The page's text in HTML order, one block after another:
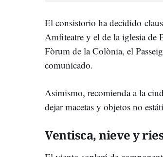
El consistorio ha decidido
Amfiteatre y el de la iglesia de
Fòrum de la Colònia, el
comunicado.
Asimismo, recomienda a la
dejar macetas y objetos no
Ventisca, nieve y